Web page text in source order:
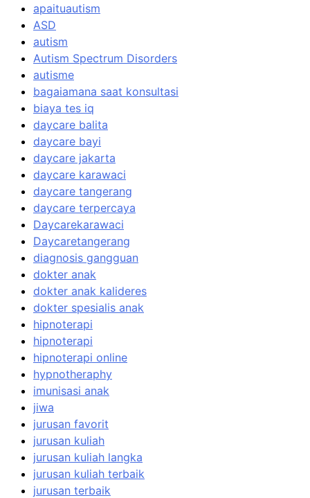
apaituautism
ASD
autism
Autism Spectrum Disorders
autisme
bagaiamana saat konsultasi
biaya tes iq
daycare balita
daycare bayi
daycare jakarta
daycare karawaci
daycare tangerang
daycare terpercaya
Daycarekarawaci
Daycaretangerang
diagnosis gangguan
dokter anak
dokter anak kalideres
dokter spesialis anak
hipnoterapi
hipnoterapi
hipnoterapi online
hypnotheraphy
imunisasi anak
jiwa
jurusan favorit
jurusan kuliah
jurusan kuliah langka
jurusan kuliah terbaik
jurusan terbaik